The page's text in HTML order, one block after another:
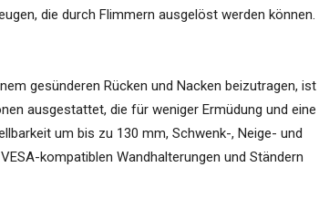
die durch Flimmern ausgelöst werden können.
gesünderen Rücken und Nacken beizutragen, ist
ausgestattet, die für weniger Ermüdung und eine
um bis zu 130 mm, Schwenk-, Neige- und
kompatiblen Wandhalterungen und Ständern